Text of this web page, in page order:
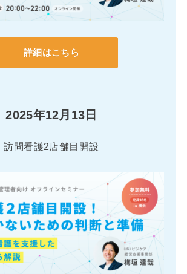
詳細はこちら
2025年12月13日
訪問看護2店舗目開設